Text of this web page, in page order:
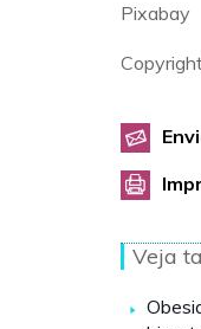
Pixabay
Veja